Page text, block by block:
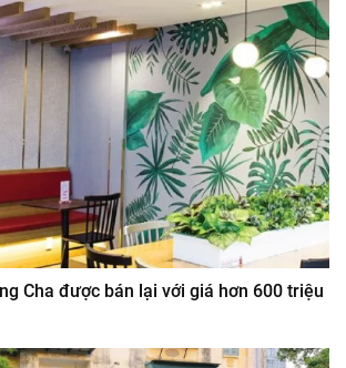
Cha được bán lại với giá hơn 600 triệu